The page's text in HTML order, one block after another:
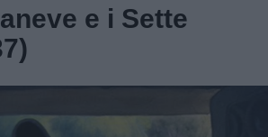
e i Sette